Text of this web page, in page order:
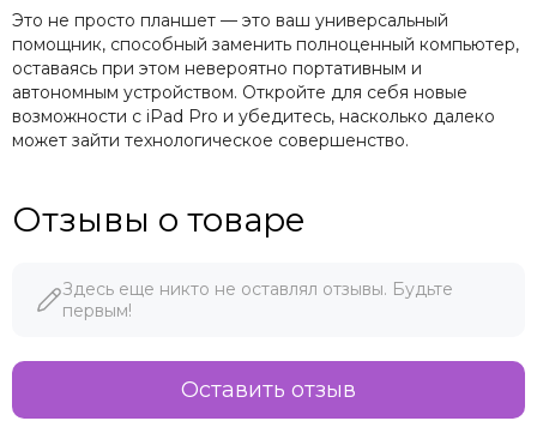
Это не просто планшет — это ваш универсальный
помощник, способный заменить полноценный компьютер,
оставаясь при этом невероятно портативным и
автономным устройством. Откройте для себя новые
возможности с iPad Pro и убедитесь, насколько далеко
может зайти технологическое совершенство.
Отзывы о товаре
Здесь еще никто не оставлял отзывы. Будьте
первым!
Оставить отзыв